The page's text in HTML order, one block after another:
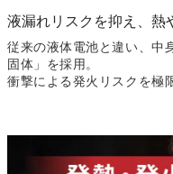
液漏れリスクを抑え、熱
従来の液体電池と違い、中
固体」を採用。
衝撃による発火リスクを極